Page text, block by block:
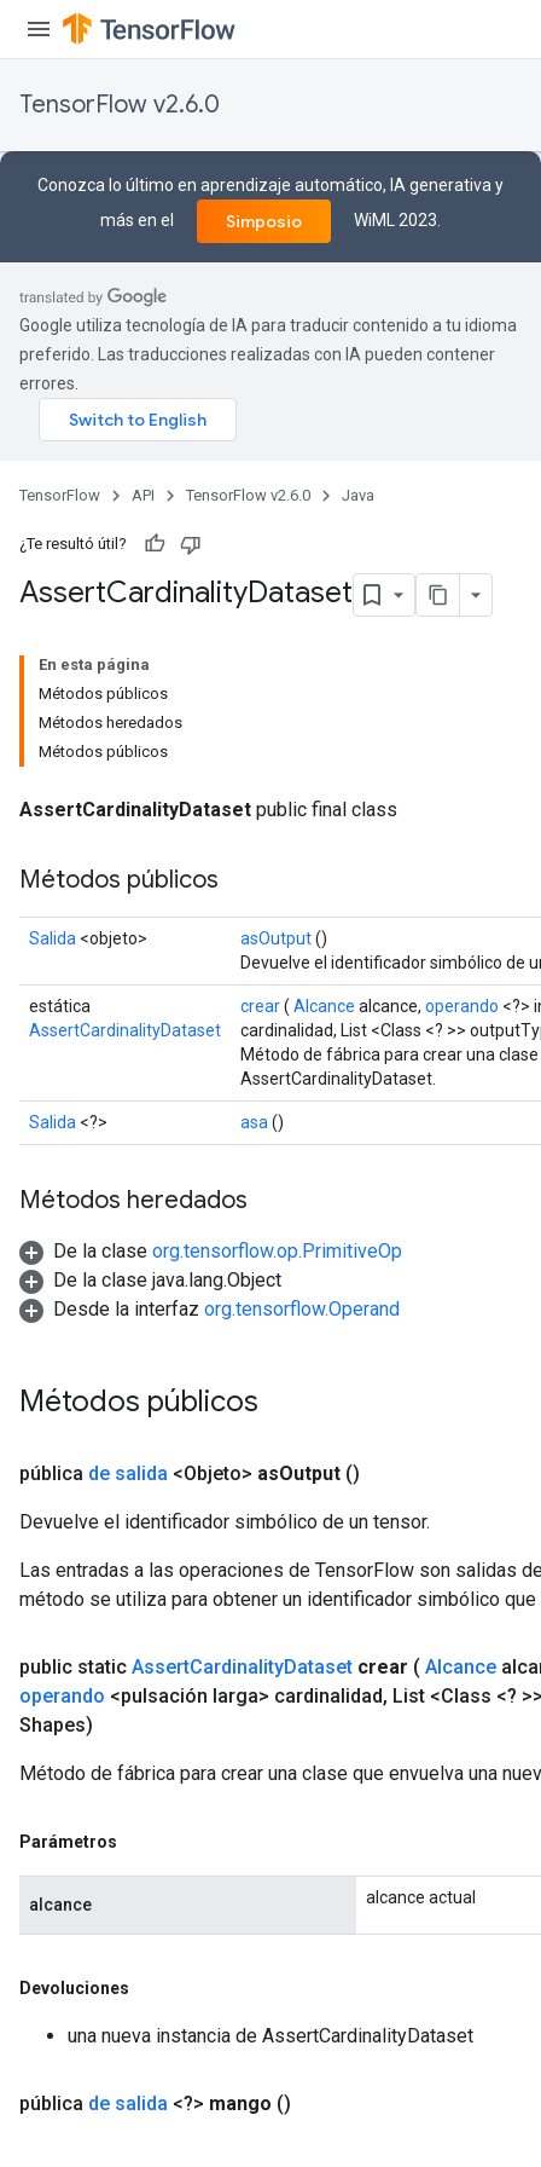
TensorFlow v2.6.0
Conozca lo último en aprendizaje automático, IA generativa y
más en el
Simposio WiML 2023.
Google utiliza tecnología de IA para traducir contenido a tu idioma
preferido. Las traducciones realizadas con IA pueden contener
errores.
TensorFlow API TensorFlow v2.6.0 Java
¿Te resultó útil?
AssertCardinalityDataset
En esta página
Métodos públicos
Métodos heredados
Métodos públicos
AssertCardinalityDataset public final class
Métodos públicos
Salida <objeto> asOutput()
Devuelve el identificador simbólico de
estática
AssertCardinalityDataset
crear( Alcance alcance, operando <?>
cardinalidad, List <Class <? >>
Método de fábrica para crear una
AssertCardinalityDataset.
Salida <?> asa ()
Métodos heredados
De la clase org.tensorflow.op.PrimitiveOp
De la clase java.lang.Object
Desde la interfaz org.tensorflow.Operand
Métodos públicos
pública de salida <Objeto> asOutput ()
Devuelve el identificador simbólico de un tensor.
Las entradas a las operaciones de TensorFlow son salidas
método se utiliza para obtener un identificador simbólico
public static AssertCardinalityDataset crear ( Alcance
operando <pulsación larga> cardinalidad, List <Class <?
Shapes)
Método de fábrica para crear una clase que envuelva una
Parámetros
alcance alcance actual
Devoluciones
una nueva instancia de AssertCardinalityDataset
pública de salida <?> mango ()